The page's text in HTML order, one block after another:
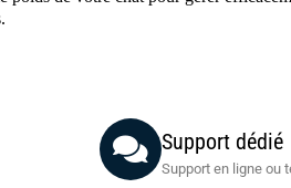
Support dédié
Support en ligne ou